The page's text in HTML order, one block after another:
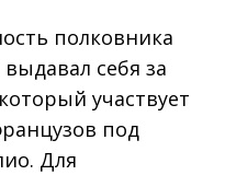
полковника
себя за
участвует
под
Для